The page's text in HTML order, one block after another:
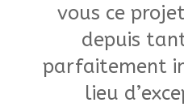
vous ce
depuis
parfaitement
lieu